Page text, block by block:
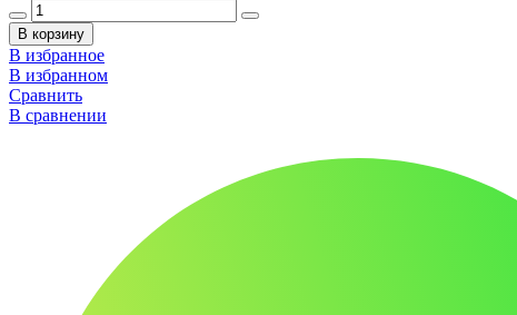
В корзину
В избранное
В избранном
Сравнить
В сравнении